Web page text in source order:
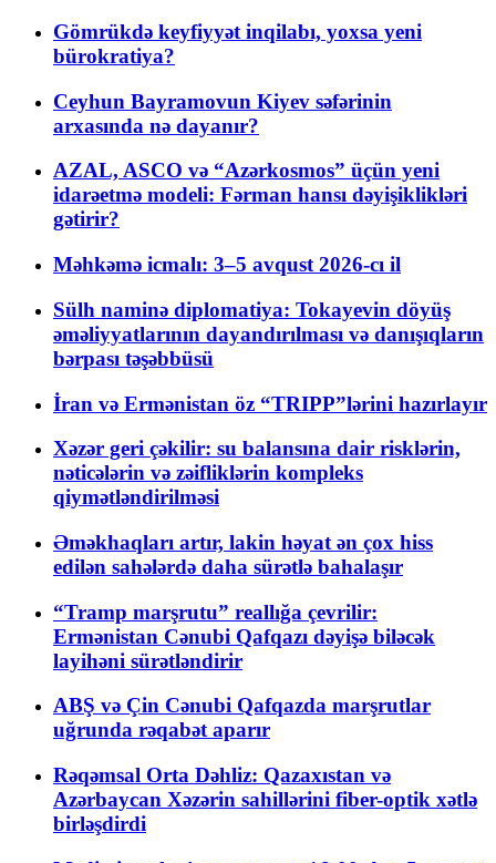
Gömrükdə keyfiyyət inqilabı, yoxsa yeni
bürokratiya?
Ceyhun Bayramovun Kiyev səfərinin
arxasında nə dayanır?
AZAL, ASCO və “Azərkosmos” üçün yeni
idarəetmə modeli: Fərman hansı dəyişiklikləri
gətirir?
Məhkəmə icmalı: 3–5 avqust 2026-cı il
Sülh naminə diplomatiya: Tokayevin döyüş
əməliyyatlarının dayandırılması və danışıqların
bərpası təşəbbüsü
İran və Ermənistan öz “TRIPP”lərini hazırlayır
Xəzər geri çəkilir: su balansına dair risklərin,
nəticələrin və zəifliklərin kompleks
qiymətləndirilməsi
Əməkhaqları artır, lakin həyat ən çox hiss
edilən sahələrdə daha sürətlə bahalaşır
“Tramp marşrutu” reallığa çevrilir:
Ermənistan Cənubi Qafqazı dəyişə biləcək
layihəni sürətləndirir
ABŞ və Çin Cənubi Qafqazda marşrutlar
uğrunda rəqabət aparır
Rəqəmsal Orta Dəhliz: Qazaxıstan və
Azərbaycan Xəzərin sahillərini fiber-optik xətlə
birləşdirdi